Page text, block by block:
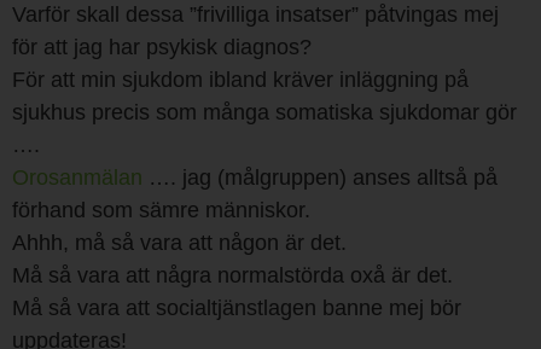
Varför skall dessa ”frivilliga insatser” påtvingas mej
för att jag har psykisk diagnos?
För att min sjukdom ibland kräver inläggning på
sjukhus precis som många somatiska sjukdomar gör
….
Orosanmälan …. jag (målgruppen) anses alltså på
förhand som sämre människor.
Ahhh, må så vara att någon är det.
Må så vara att några normalstörda oxå är det.
Må så vara att socialtjänstlagen banne mej bör
uppdateras!